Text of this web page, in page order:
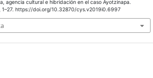
agencia cultural e hibridación en el caso Ayotzinapa.
1–27. https://doi.org/10.32870/cys.v2019i0.6997